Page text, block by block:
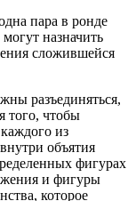
пара в ронде
назначить
сложившейся
разъединяться,
того, чтобы
из
объятия
фигурах
и фигуры
которое